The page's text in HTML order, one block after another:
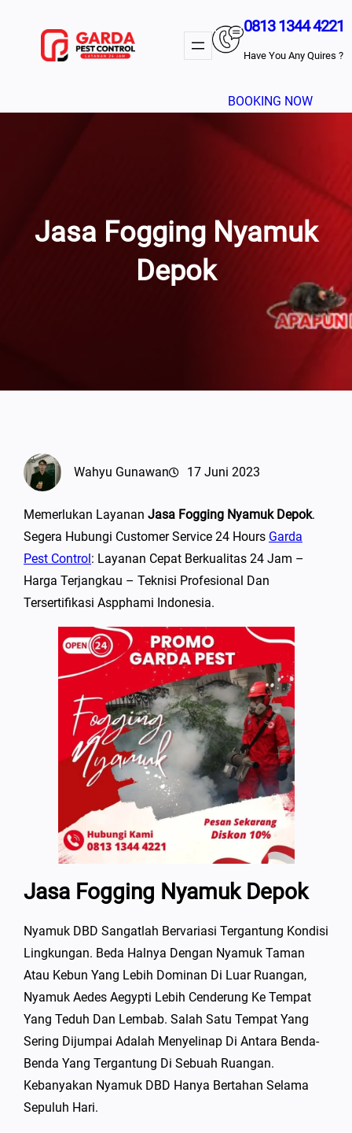
0813 1344 4221
Have You Any Quires ?
BOOKING NOW
Jasa Fogging Nyamuk
Depok
Wahyu Gunawan 17 Juni 2023
Memerlukan Layanan Jasa Fogging Nyamuk Depok.
Segera Hubungi Customer Service 24 Hours Garda
Pest Control: Layanan Cepat Berkualitas 24 Jam –
Harga Terjangkau – Teknisi Profesional Dan
Tersertifikasi Aspphami Indonesia.
Jasa Fogging Nyamuk Depok
Nyamuk DBD Sangatlah Bervariasi Tergantung Kondisi
Lingkungan. Beda Halnya Dengan Nyamuk Taman
Atau Kebun Yang Lebih Dominan Di Luar Ruangan,
Nyamuk Aedes Aegypti Lebih Cenderung Ke Tempat
Yang Teduh Dan Lembab. Salah Satu Tempat Yang
Sering Dijumpai Adalah Menyelinap Di Antara Benda-
Benda Yang Tergantung Di Sebuah Ruangan.
Kebanyakan Nyamuk DBD Hanya Bertahan Selama
Sepuluh Hari.